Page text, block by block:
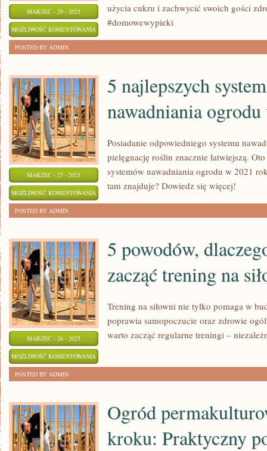
MARZEC - 29 - 2025
MOŻLIWOŚĆ KOMENTOWANIA
PYSZNIE:
DOMOWE
SŁODYCZY
ZOSTAŁA WYŁĄCZONA
użycia cukru i zachwycić swoich gości
#domowewypieki
POSTED BY ADMIN
MARZEC - 27 - 2025
MOŻLIWOŚĆ KOMENTOWANIA
NAWADNIANIA
OGRODU
ZOSTAŁA WYŁĄCZONA
5 najlepszych
nawadniania
Posiadanie odpowiedniego systemu
pielęgnację roślin znacznie łatwiejszą.
systemów nawadniania ogrodu w 2021
tam znajduje? Dowiedz się więcej!
POSTED BY ADMIN
MARZEC - 26 - 2025
MOŻLIWOŚĆ KOMENTOWANIA
POWINIENEŚ
ZACZĄĆ
TRENING
ZOSTAŁA WYŁĄCZONA
5 powodów,
zacząć trening na
Trening na siłowni nie tylko pomaga w
poprawia samopoczucie oraz zdrowie
warto zacząć regularne treningi –
POSTED BY ADMIN
Ogród
kroku: Praktyczny